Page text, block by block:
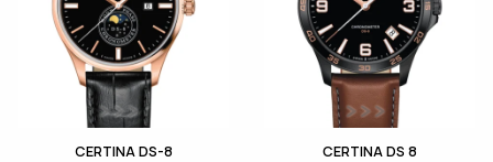
CERTINA DS-8 CERTINA DS 8